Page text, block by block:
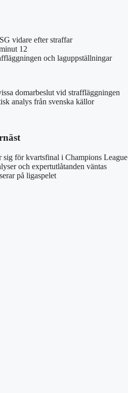
vidare efter straffar
12
och laguppställningar
domarbeslut vid straffläggningen
analys från svenska källor
sig för kvartsfinal i Champions League
och expertutlåtanden väntas
på ligaspelet